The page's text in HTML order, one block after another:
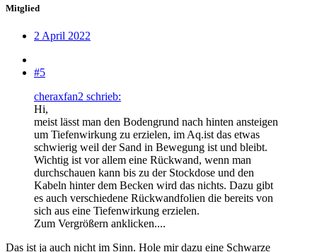
Mitglied
2 April 2022
#5
cheraxfan2 schrieb:
Hi,
meist lässt man den Bodengrund nach hinten ansteigen
um Tiefenwirkung zu erzielen, im Aq.ist das etwas
schwierig weil der Sand in Bewegung ist und bleibt.
Wichtig ist vor allem eine Rückwand, wenn man
durchschauen kann bis zu der Stockdose und den
Kabeln hinter dem Becken wird das nichts. Dazu gibt
es auch verschiedene Rückwandfolien die bereits von
sich aus eine Tiefenwirkung erzielen.
Zum Vergrößern anklicken....
Das ist ja auch nicht im Sinn. Hole mir dazu eine Schwarze